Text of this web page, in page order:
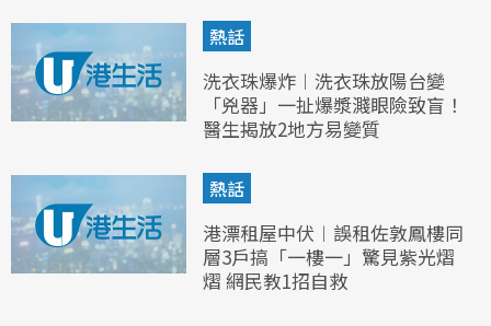
熱話
洗衣珠爆炸︱洗衣珠放陽台變
「兇器」一扯爆漿濺眼險致盲！
醫生揭放2地方易變質
熱話
港漂租屋中伏︱誤租佐敦鳳樓同
層3戶搞「一樓一」驚見紫光熠
熠 網民教1招自救